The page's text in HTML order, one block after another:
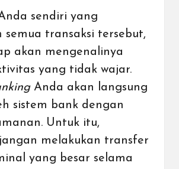
sendiri yang
semua transaksi tersebut,
akan mengenalinya
yang tidak wajar.
Anda akan langsung
sistem bank dengan
Untuk itu,
melakukan transfer
yang besar selama